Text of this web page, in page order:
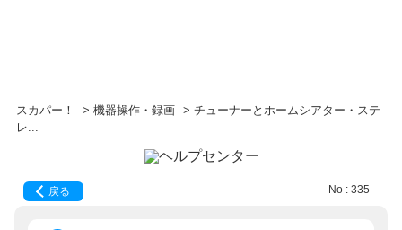
スカパー！ > 機器操作・録画 > チューナーとホームシアター・ステ
レ...
戻る No : 335